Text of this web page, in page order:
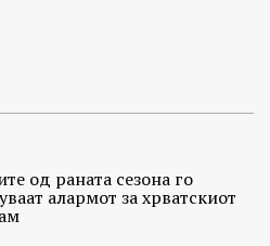
од раната сезона го
алармот за хрватскиот